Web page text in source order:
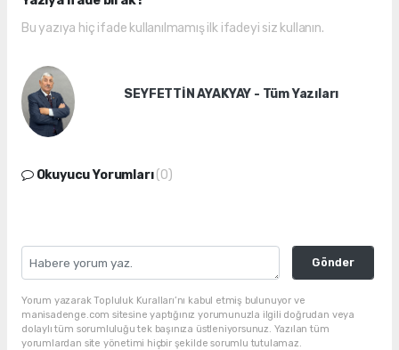
Bu yazıya hiç ifade kullanılmamış ilk ifadeyi siz kullanın.
SEYFETTİN AYAKYAY - Tüm Yazıları
Okuyucu Yorumları(0)
Gönder
Yorum yazarak Topluluk Kuralları’nı kabul etmiş bulunuyor ve
manisadenge.com sitesine yaptığınız yorumunuzla ilgili doğrudan veya
dolaylı tüm sorumluluğu tek başınıza üstleniyorsunuz. Yazılan tüm
yorumlardan site yönetimi hiçbir şekilde sorumlu tutulamaz.